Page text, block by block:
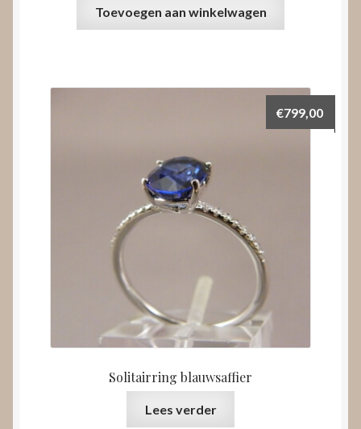
Toevoegen aan winkelwagen
Solitairring blauwsaffier
€799,00
Lees verder